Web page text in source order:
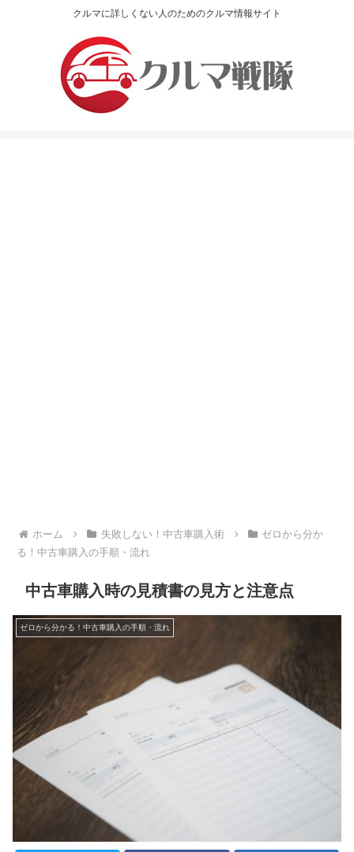
クルマに詳しくない人のためのクルマ情報サイト
ホーム 失敗しない！中古車購入術
ゼロから分か
る！中古車購入の手順・流れ
中古車購入時の見積書の見方と注意点
ゼロから分かる！中古車購入の手順・流れ